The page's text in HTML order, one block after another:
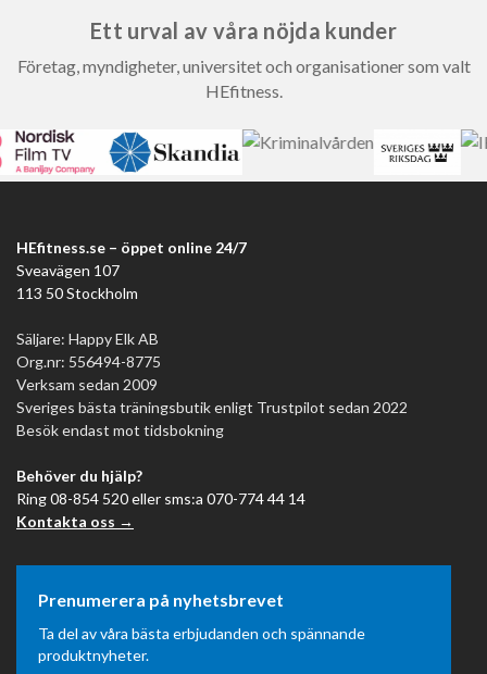
Ett urval av våra nöjda kunder
Företag, myndigheter, universitet och organisationer som valt
HEfitness.
HEfitness.se – öppet online 24/7
Sveavägen 107
113 50 Stockholm
Säljare: Happy Elk AB
Org.nr: 556494-8775
Verksam sedan 2009
Sveriges bästa träningsbutik enligt Trustpilot sedan 2022
Besök endast mot tidsbokning
Behöver du hjälp?
Ring 08-854 520 eller sms:a 070-774 44 14
Kontakta oss →
Prenumerera på nyhetsbrevet
Ta del av våra bästa erbjudanden och spännande
produktnyheter.